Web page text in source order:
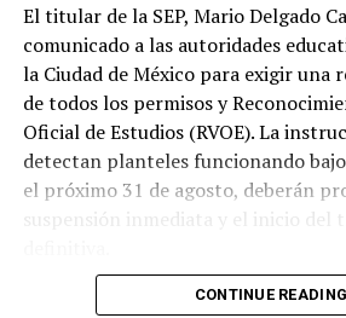
El titular de la SEP, Mario Delgado
comunicado a las autoridades
la Ciudad de México para exigir una
de todos los permisos y
Oficial de Estudios (RVOE). La
detectan planteles funcionando
el próximo 31 de agosto, deberán
suspensión inmediata y el inicio del
Para proteger a la comunidad
CONTINUE READING